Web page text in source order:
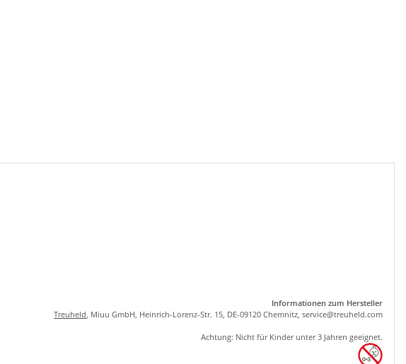
Informationen zum Hersteller
Treuheld, Miuu GmbH, Heinrich-Lorenz-Str. 15, DE-09120 Chemnitz, service@treuheld.com
Achtung: Nicht für Kinder unter 3 Jahren geeignet.